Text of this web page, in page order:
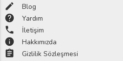
edit Blog
help Yardım
phone İletişim
info Hakkımızda
assignment Gizlilik Sözleşmesi